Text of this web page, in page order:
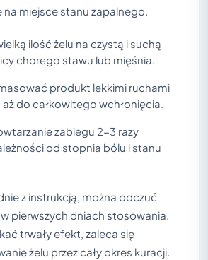
na miejsce stanu zapalnego.
ilość żelu na czystą i suchą
chorego stawu lub mięśnia.
produkt lekkimi ruchami
do całkowitego wchłonięcia.
zabiegu 2-3 razy
od stopnia bólu i stanu
z instrukcją, można odczuć
pierwszych dniach stosowania.
trwały efekt, zaleca się
żelu przez cały okres kuracji.